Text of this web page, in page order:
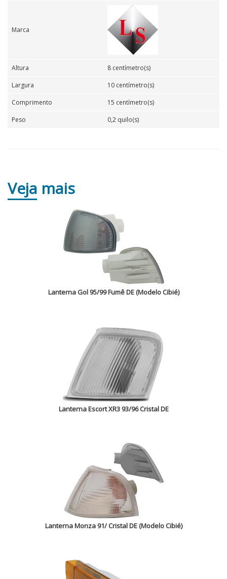
Marca
Altura
8 centímetro(s)
Largura
10 centímetro(s)
Comprimento
15 centímetro(s)
Peso
0,2 quilo(s)
Veja mais
Lanterna Gol 95/99 Fumê DE (Modelo Cibié)
Lanterna Escort XR3 93/96 Cristal DE
Lanterna Monza 91/ Cristal DE (Modelo Cibié)